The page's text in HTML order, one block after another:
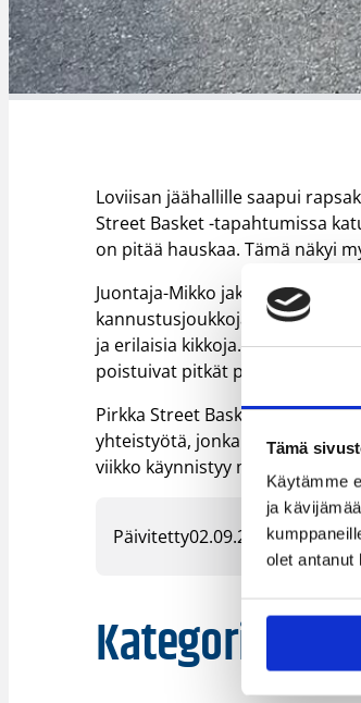
Tämä
Käytämme
ja
olet antanut
Loviisan jäähallille saapui
Street Basket -tapahtumissa
on pitää hauskaa. Tämä näkyi
Juontaja-Mikko jakoi lavalta
kannustusjoukkoja
ja erilaisia kikkoja. Moni luokka
poistuivat pitkät pyöräletkat.
Pirkka Street Basket 2022 on
yhteistyötä, jonka tavoitteena
viikko käynnistyy maanantaina
Päivitetty02.09.2022
Kategoriat